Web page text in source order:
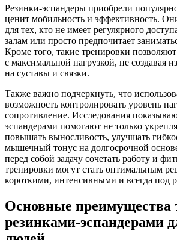
Резинки-эспандеры приобрели
ценит мобильность и эффективность.
для тех, кто не имеет регулярного
залам или просто предпочитает
Кроме того, такие тренировки
с максимальной нагрузкой, не создавая
на суставы и связки.
Также важно подчеркнуть, что
возможность контролировать уровень
сопротивление. Исследования
эспандерами помогают не только
повышать выносливость, улучшать
мышечный тонус на долгосрочной
перед собой задачу сочетать работу и
тренировки могут стать оптимальным
короткими, интенсивными и всегда под
Основные преимущества
резинками-эспандерами